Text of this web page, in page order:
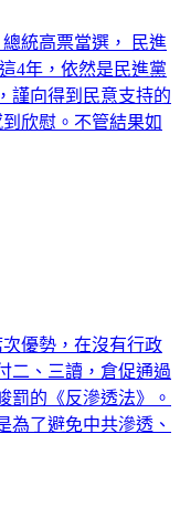
統高票當選， 民進
4年，依然是民進黨
謹向得到民意支持的
欣慰。不管結果如
優勢，在沒有行政
二、三讀，倉促通過
罰的《反滲透法》。
為了避免中共滲透、